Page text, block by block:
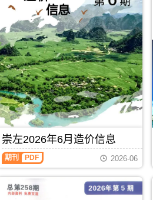
PDF，
属
于
北
海
市
工
程
合
同
材
料
核
定
价，
用
于
信
（来
宾
建
设
工
程
造
价
信
息）
刊，
由
来
宾
市
建
崇左2026年6月造价信息
崇
左
期刊 PDF 2026-06